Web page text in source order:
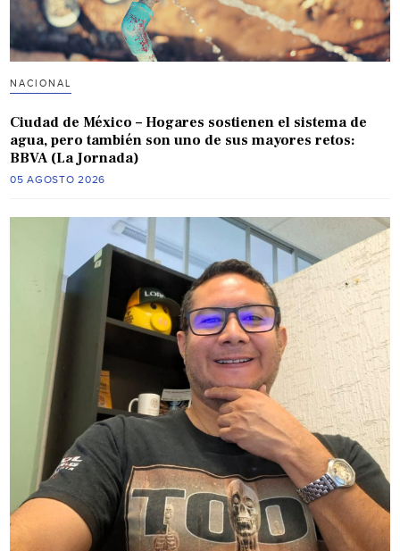
NACIONAL
Ciudad de México – Hogares sostienen el sistema de
agua, pero también son uno de sus mayores retos:
BBVA (La Jornada)
05 AGOSTO 2026